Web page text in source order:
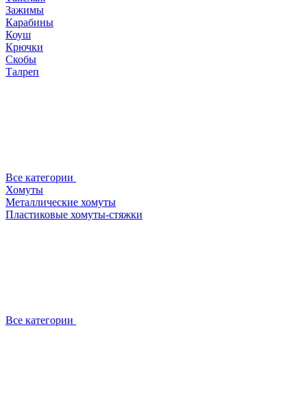
Зажимы
Карабины
Коуш
Крючки
Скобы
Талреп
Все категории
Хомуты
Металлические хомуты
Пластиковые хомуты-стяжки
Все категории